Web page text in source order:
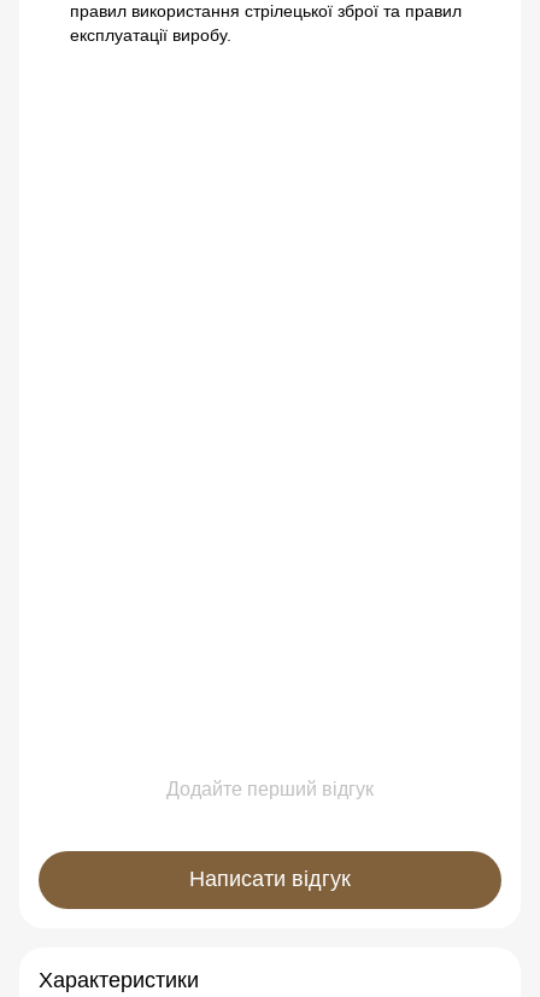
правил використання стрілецької зброї та правил
експлуатації виробу.
Додайте перший відгук
Написати відгук
Характеристики